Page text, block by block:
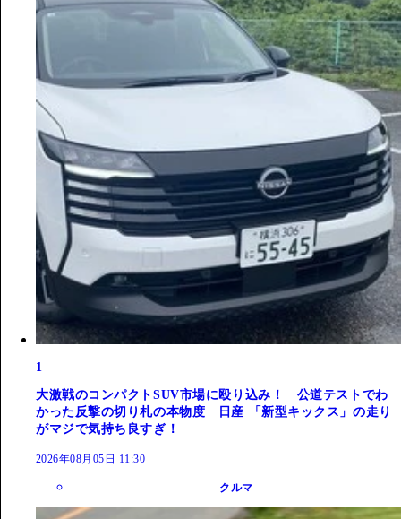
1
大激戦のコンパクトSUV市場に殴り込み！ 公道テストでわ
かった反撃の切り札の本物度 日産 「新型キックス」の走り
がマジで気持ち良すぎ！
2026年08月05日 11:30
クルマ